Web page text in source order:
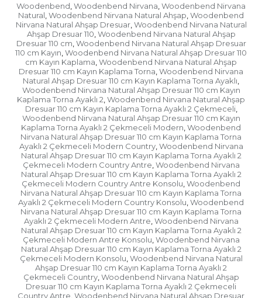
Woodenbend Woodenbend Nirvana Woodenbend Nirvana
Natural Woodenbend Nirvana Natural Ahşap Woodenbend
Nirvana Natural Ahşap Dresuar, Woodenbend Nirvana Natural
Ahşap Dresuar 110 Woodenbend Nirvana Natural Ahşap
Dresuar 110 cm Woodenbend Nirvana Natural Ahşap Dresuar
110 cm Kayın Woodenbend Nirvana Natural Ahşap Dresuar 110
cm Kayın Kaplama Woodenbend Nirvana Natural Ahşap
Dresuar 110 cm Kayın Kaplama Torna Woodenbend Nirvana
Natural Ahşap Dresuar 110 cm Kayın Kaplama Torna Ayaklı
Woodenbend Nirvana Natural Ahşap Dresuar 110 cm Kayın
Kaplama Torna Ayaklı 2 Woodenbend Nirvana Natural Ahşap
Dresuar 110 cm Kayın Kaplama Torna Ayaklı 2 Çekmeceli,
Woodenbend Nirvana Natural Ahşap Dresuar 110 cm Kayın
Kaplama Torna Ayaklı 2 Çekmeceli Modern Woodenbend
Nirvana Natural Ahşap Dresuar 110 cm Kayın Kaplama Torna
Ayaklı 2 Çekmeceli Modern Country, Woodenbend Nirvana
Natural Ahşap Dresuar 110 cm Kayın Kaplama Torna Ayaklı 2
Çekmeceli Modern Country Antre Woodenbend Nirvana
Natural Ahşap Dresuar 110 cm Kayın Kaplama Torna Ayaklı 2
Çekmeceli Modern Country Antre Konsolu Woodenbend
Nirvana Natural Ahşap Dresuar 110 cm Kayın Kaplama Torna
Ayaklı 2 Çekmeceli Modern Country Konsolu Woodenbend
Nirvana Natural Ahşap Dresuar 110 cm Kayın Kaplama Torna
Ayaklı 2 Çekmeceli Modern Antre Woodenbend Nirvana
Natural Ahşap Dresuar 110 cm Kayın Kaplama Torna Ayaklı 2
Çekmeceli Modern Antre Konsolu Woodenbend Nirvana
Natural Ahşap Dresuar 110 cm Kayın Kaplama Torna Ayaklı 2
Çekmeceli Modern Konsolu Woodenbend Nirvana Natural
Ahşap Dresuar 110 cm Kayın Kaplama Torna Ayaklı 2
Çekmeceli Country, Woodenbend Nirvana Natural Ahşap
Dresuar 110 cm Kayın Kaplama Torna Ayaklı 2 Çekmeceli
Country Antre Woodenbend Nirvana Natural Ahşap Dresuar